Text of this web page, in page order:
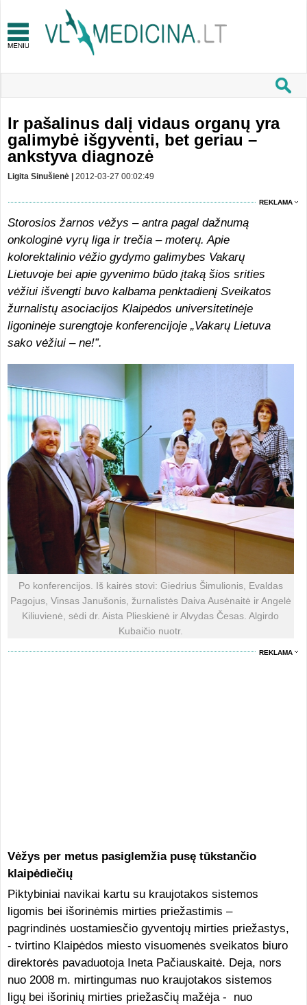
Ir pašalinus dalį vidaus organų yra
galimybė išgyventi, bet geriau –
ankstyva diagnozė
Ligita Sinušienė | 2012-03-27 00:02:49
REKLAMA
Storosios žarnos vėžys – antra pagal dažnumą
onkologinė vyrų liga ir trečia – moterų. Apie
kolorektalinio vėžio gydymo galimybes Vakarų
Lietuvoje bei apie gyvenimo būdo įtaką šios srities
vėžiui išvengti buvo kalbama penktadienį Sveikatos
žurnalistų asociacijos Klaipėdos universitetinėje
ligoninėje surengtoje konferencijoje „Vakarų Lietuva
sako vėžiui – ne!”.
Po konferencijos. Iš kairės stovi: Giedrius Šimulionis, Evaldas
Pagojus, Vinsas Janušonis, žurnalistės Daiva Ausėnaitė ir Angelė
Kiliuvienė, sėdi dr. Aista Plieskienė ir Alvydas Česas. Algirdo
Kubaičio nuotr.
REKLAMA
Vėžys per metus pasiglemžia pusę tūkstančio
klaipėdiečių
Piktybiniai navikai kartu su kraujotakos sistemos
ligomis bei išorinėmis mirties priežastimis –
pagrindinės uostamiesčio gyventojų mirties priežastys,
- tvirtino Klaipėdos miesto visuomenės sveikatos biuro
direktorės pavaduotoja Ineta Pačiauskaitė. Deja, nors
nuo 2008 m. mirtingumas nuo kraujotakos sistemos
ligų bei išorinių mirties priežasčių mažėja - nuo